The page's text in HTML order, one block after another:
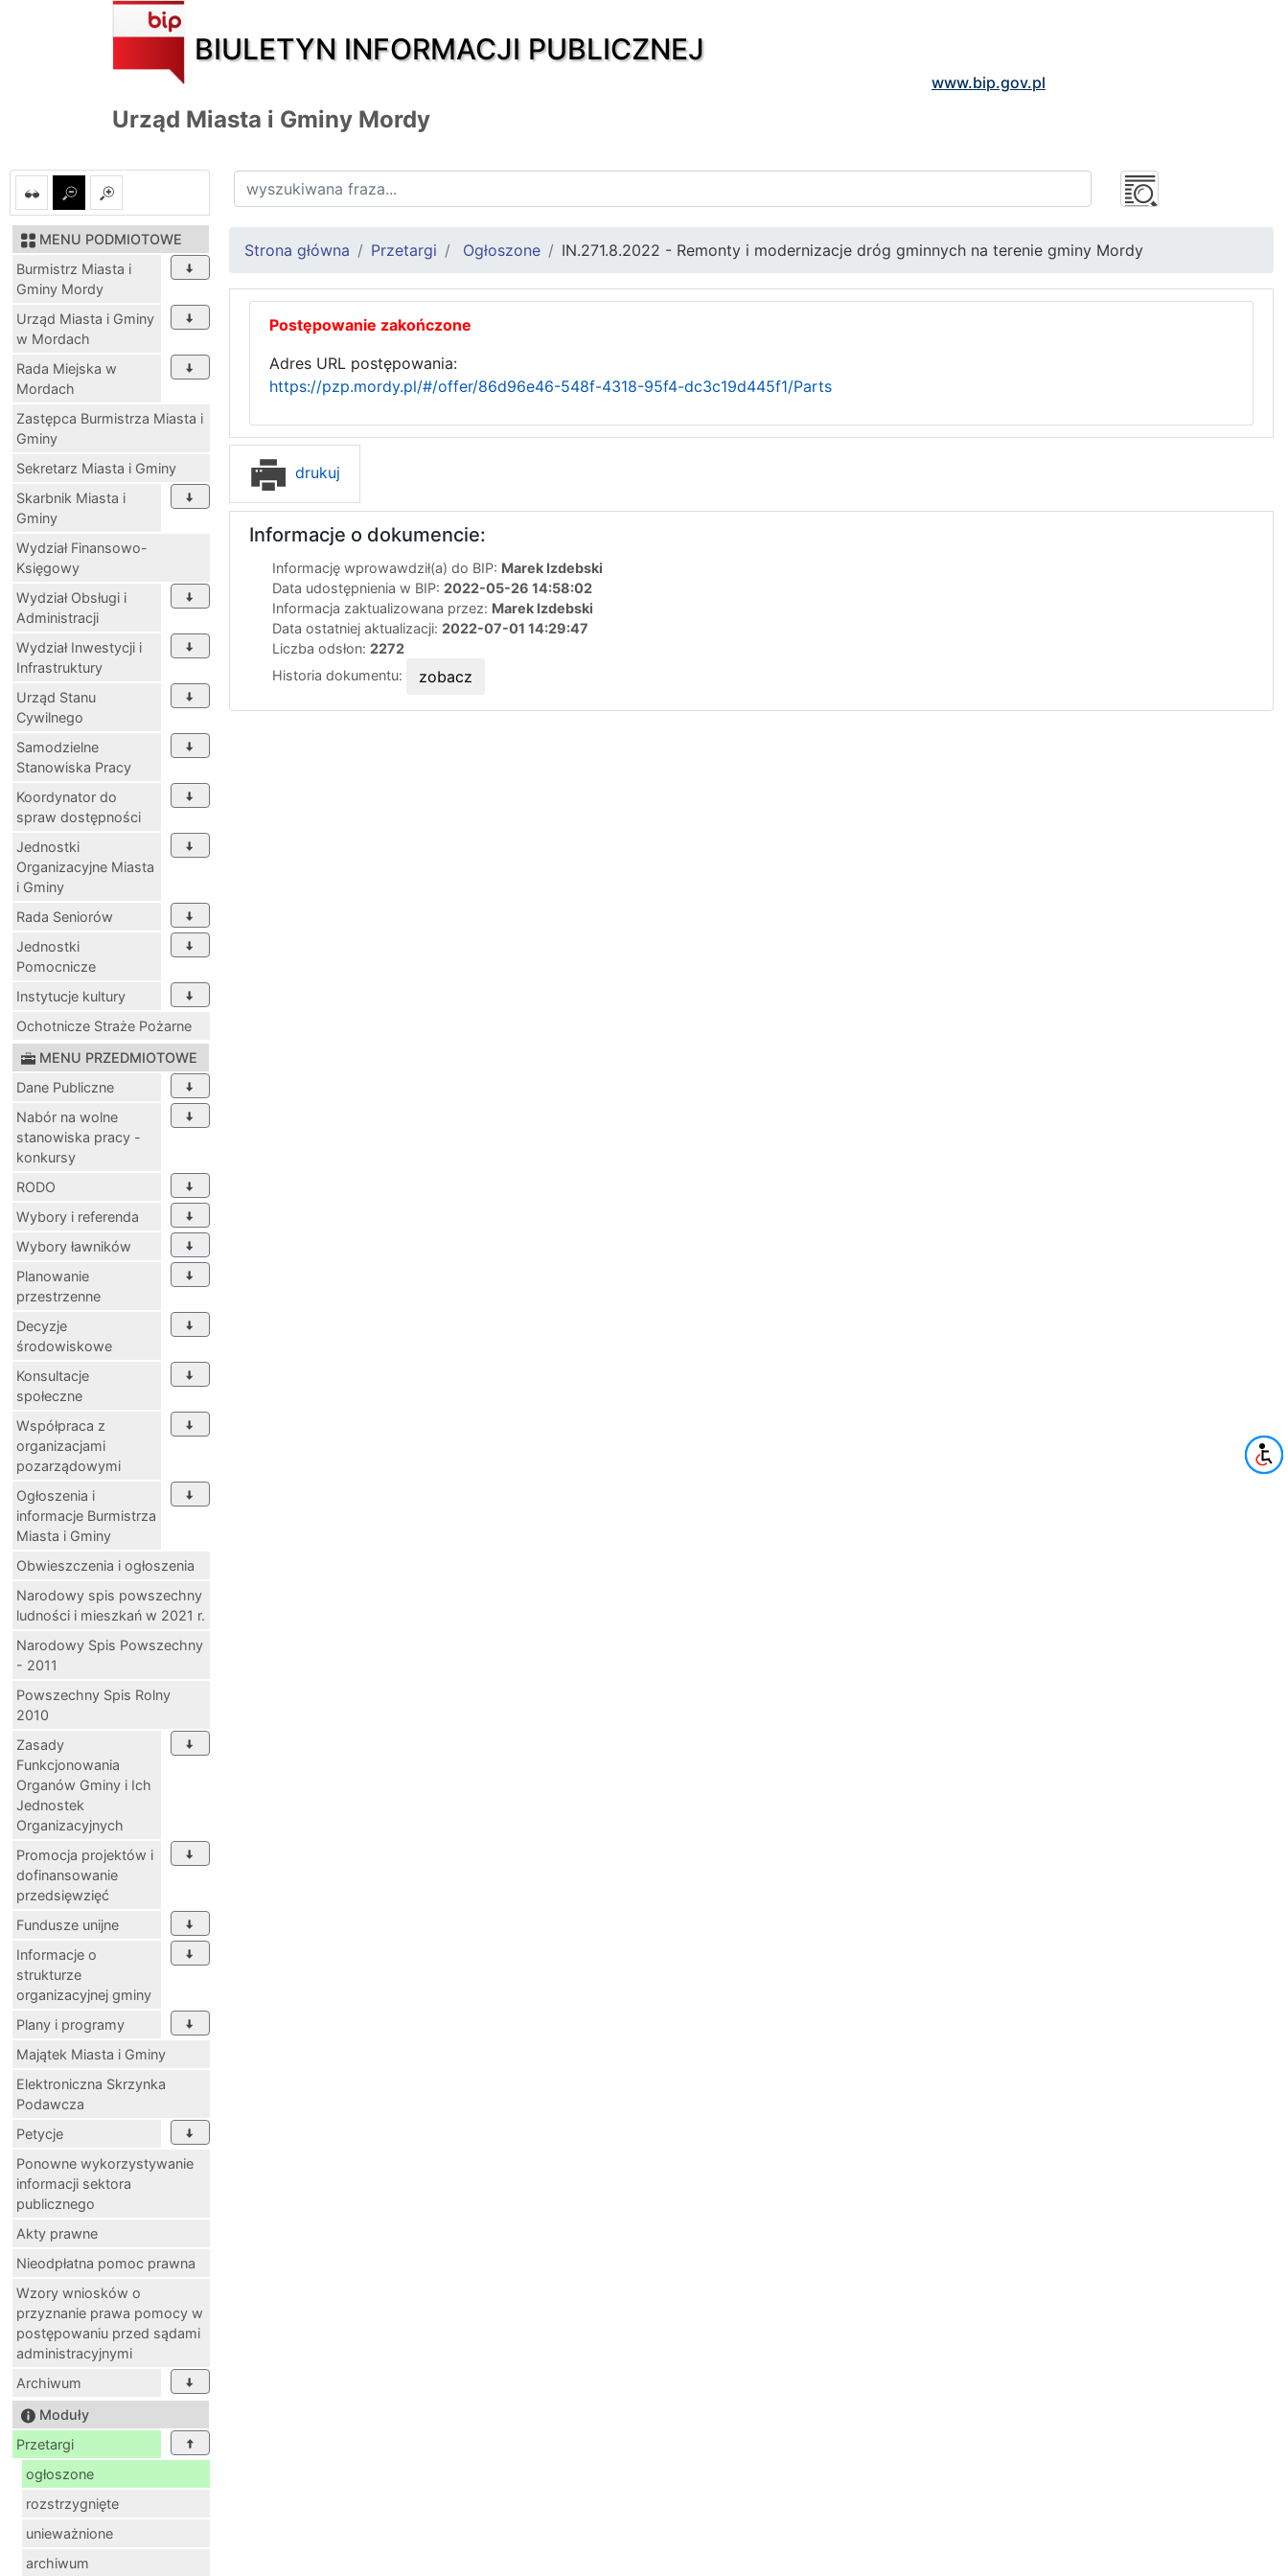
BIULETYN INFORMACJI PUBLICZNEJ
www.bip.gov.pl
Urząd Miasta i Gminy Mordy
MENU PODMIOTOWE
Burmistrz Miasta i
Gminy Mordy
Urząd Miasta i Gminy
w Mordach
Rada Miejska w
Mordach
Zastępca Burmistrza Miasta i
Gminy
Sekretarz Miasta i Gminy
Skarbnik Miasta i
Gminy
Wydział Finansowo-
Księgowy
Wydział Obsługi i
Administracji
Wydział Inwestycji i
Infrastruktury
Urząd Stanu
Cywilnego
Samodzielne
Stanowiska Pracy
Koordynator do
spraw dostępności
Jednostki
Organizacyjne Miasta
i Gminy
Rada Seniorów
Jednostki
Pomocnicze
Instytucje kultury
Ochotnicze Straże Pożarne
MENU PRZEDMIOTOWE
Dane Publiczne
Nabór na wolne
stanowiska pracy -
konkursy
RODO
Wybory i referenda
Wybory ławników
Planowanie
przestrzenne
Decyzje
środowiskowe
Konsultacje
społeczne
Współpraca z
organizacjami
pozarządowymi
Ogłoszenia i
informacje Burmistrza
Miasta i Gminy
Obwieszczenia i ogłoszenia
Narodowy spis powszechny
ludności i mieszkań w 2021 r.
Narodowy Spis Powszechny
- 2011
Powszechny Spis Rolny
2010
Zasady
Funkcjonowania
Organów Gminy i Ich
Jednostek
Organizacyjnych
Promocja projektów i
dofinansowanie
przedsięwzięć
Fundusze unijne
Informacje o
strukturze
organizacyjnej gminy
Plany i programy
Majątek Miasta i Gminy
Elektroniczna Skrzynka
Podawcza
Petycje
Ponowne wykorzystywanie
informacji sektora
publicznego
Akty prawne
Nieodpłatna pomoc prawna
Wzory wniosków o
przyznanie prawa pomocy w
postępowaniu przed sądami
administracyjnymi
Archiwum
Moduły
Przetargi
ogłoszone
rozstrzygnięte
unieważnione
archiwum
Strona główna Przetargi Ogłoszone IN.271.8.2022 - Remonty i modernizacje dróg gminnych na terenie gminy Mordy
Postępowanie zakończone
Adres URL postępowania:
https://pzp.mordy.pl/#/offer/86d96e46-548f-4318-95f4-dc3c19d445f1/Parts
drukuj
Informacje o dokumencie:
Informację wprowawdził(a) do BIP: Marek Izdebski
Data udostępnienia w BIP: 2022-05-26 14:58:02
Informacja zaktualizowana przez: Marek Izdebski
Data ostatniej aktualizacji: 2022-07-01 14:29:47
Liczba odsłon: 2272
Historia dokumentu:
zobacz